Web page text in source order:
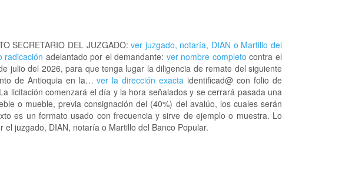
SECRETARIO DEL JUZGADO: ver juzgado, notaría, DIAN o Martillo del
radicación adelantado por el demandante: ver nombre completo contra el
julio del 2026, para que tenga lugar la diligencia de remate del siguiente
de Antioquia en la…ver la dirección exacta identificad@ con folio de
licitación comenzará el día y la hora señalados y se cerrará pasada una
o mueble, previa consignación del (40%) del avalúo, los cuales serán
es un formato usado con frecuencia y sirve de ejemplo o muestra. Lo
el juzgado, DIAN, notaría o Martillo del Banco Popular.